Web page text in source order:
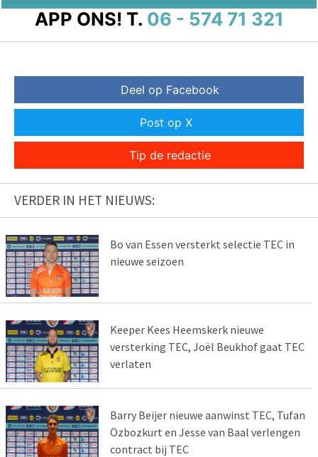
APP ONS! T. 06 - 574 71 321
Deel op Facebook
Post op X
Tip de redactie
VERDER IN HET NIEUWS:
Bo van Essen versterkt selectie TEC in
nieuwe seizoen
Keeper Kees Heemskerk nieuwe
versterking TEC, Joël Beukhof gaat TEC
verlaten
Barry Beijer nieuwe aanwinst TEC, Tufan
Özbozkurt en Jesse van Baal verlengen
contract bij TEC